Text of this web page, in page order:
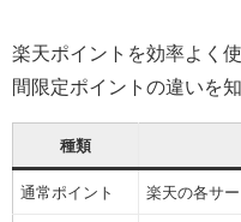
楽天ポイントを効率よく
間限定ポイントの違いを
種類
通常ポイント 楽天の各サ